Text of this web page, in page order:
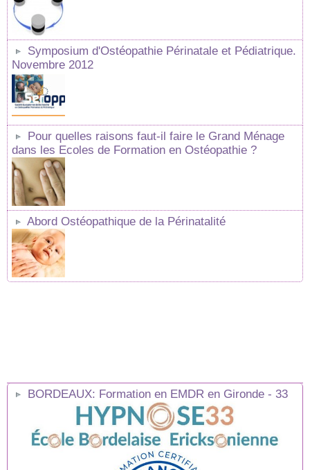
Symposium d'Ostéopathie Périnatale et Pédiatrique.
Novembre 2012
Pour quelles raisons faut-il faire le Grand Ménage
dans les Ecoles de Formation en Ostéopathie ?
Abord Ostéopathique de la Périnatalité
BORDEAUX: Formation en EMDR en Gironde - 33